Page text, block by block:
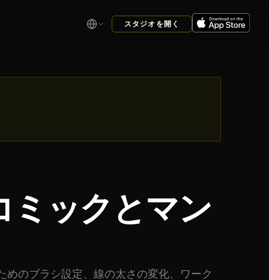
スタジオを開く
ミックとマン
のブラシ設定、線の太さの変化、ワーク